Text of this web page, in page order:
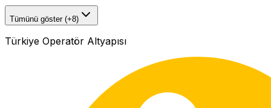
Tümünü göster (+8)
Türkiye Operatör Altyapısı